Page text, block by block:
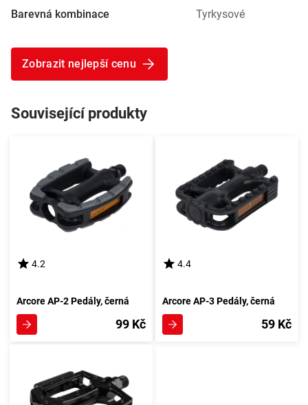
Barevná kombinace Tyrkysové
Zobrazit nejlepší cenu
Související produkty
4.2
Arcore AP-2 Pedály, černá
99 Kč
4.4
Arcore AP-3 Pedály, černá
59 Kč